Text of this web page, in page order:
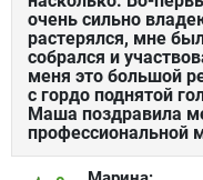
очень сильно
растерялся, мне
собрался и
меня это большой
с гордо поднятой
Маша поздравила
профессиональной